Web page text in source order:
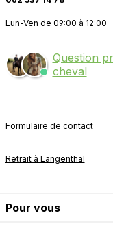
Lun-Ven de 09:00 à 12:00
Question
cheval
Formulaire de contact
Retrait à Langenthal
Pour vous